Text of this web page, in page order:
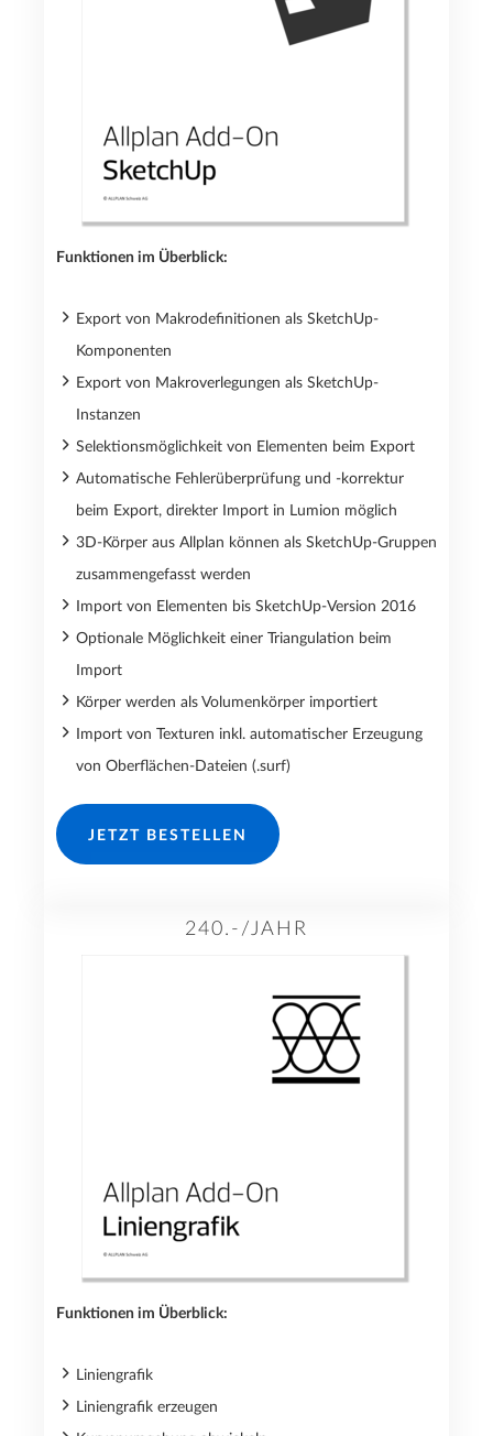
Funktionen im Überblick:
Export von Makrodefinitionen als SketchUp-
Komponenten
Export von Makroverlegungen als SketchUp-
Instanzen
Selektionsmöglichkeit von Elementen beim Export
Automatische Fehlerüberprüfung und -korrektur
beim Export, direkter Import in Lumion möglich
3D-Körper aus Allplan können als SketchUp-Gruppen
zusammengefasst werden
Import von Elementen bis SketchUp-Version 2016
Optionale Möglichkeit einer Triangulation beim
Import
Körper werden als Volumenkörper importiert
Import von Texturen inkl. automatischer Erzeugung
von Oberflächen-Dateien (.surf)
JETZT BESTELLEN
240.-/JAHR
Funktionen im Überblick:
Liniengrafik
Liniengrafik erzeugen